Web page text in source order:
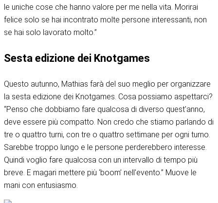
le uniche cose che hanno valore per me nella vita. Morirai
felice solo se hai incontrato molte persone interessanti, non
se hai solo lavorato molto.”
Sesta edizione dei Knotgames
Questo autunno, Mathias farà del suo meglio per organizzare
la sesta edizione dei Knotgames. Cosa possiamo aspettarci?
“Penso che dobbiamo fare qualcosa di diverso quest'anno,
deve essere più compatto. Non credo che stiamo parlando di
tre o quattro turni, con tre o quattro settimane per ogni turno.
Sarebbe troppo lungo e le persone perderebbero interesse.
Quindi voglio fare qualcosa con un intervallo di tempo più
breve. E magari mettere più ‘boom’ nell'evento.” Muove le
mani con entusiasmo.